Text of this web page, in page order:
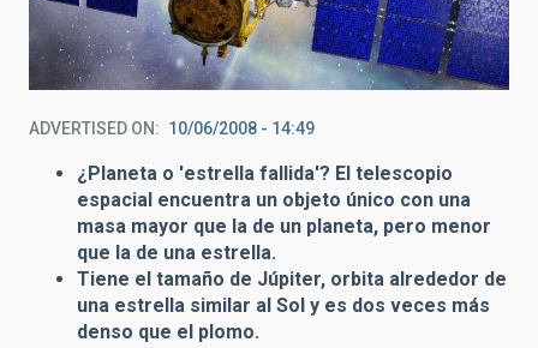
ADVERTISED ON 10/06/2008 - 14:49
¿Planeta o 'estrella fallida'? El telescopio
espacial encuentra un objeto único con una
masa mayor que la de un planeta, pero menor
que la de una estrella.
Tiene el tamaño de Júpiter, orbita alrededor de
una estrella similar al Sol y es dos veces más
denso que el plomo.